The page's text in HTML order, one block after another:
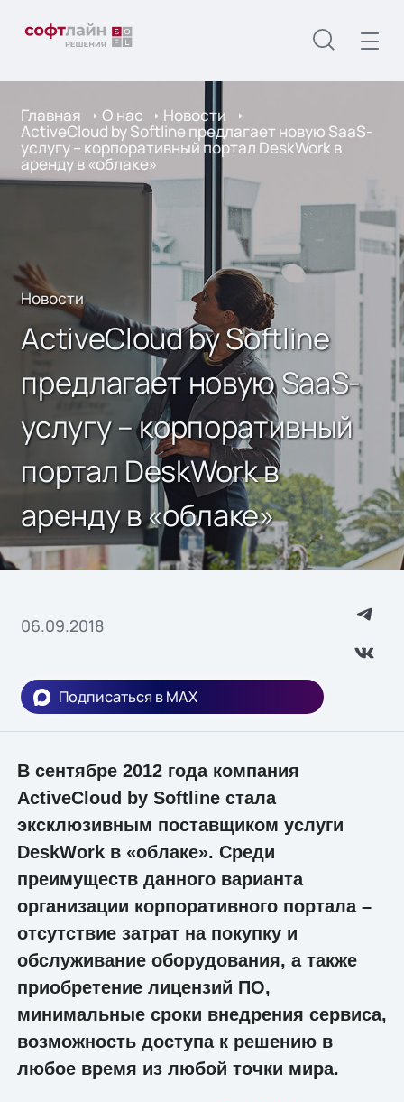
Главная О нас Новости
ActiveCloud by Softline предлагает новую SaaS-
услугу – корпоративный портал DeskWork в
аренду в «облаке»
Новости
ActiveCloud by Softline
предлагает новую SaaS-
услугу – корпоративный
портал DeskWork в
аренду в «облаке»
06.09.2018
Подписаться в MAX
В сентябре 2012 года компания
ActiveCloud by Softline стала
эксклюзивным поставщиком услуги
DeskWork в «облаке». Среди
преимуществ данного варианта
организации корпоративного портала –
отсутствие затрат на покупку и
обслуживание оборудования, а также
приобретение лицензий ПО,
минимальные сроки внедрения сервиса,
возможность доступа к решению в
любое время из любой точки мира.